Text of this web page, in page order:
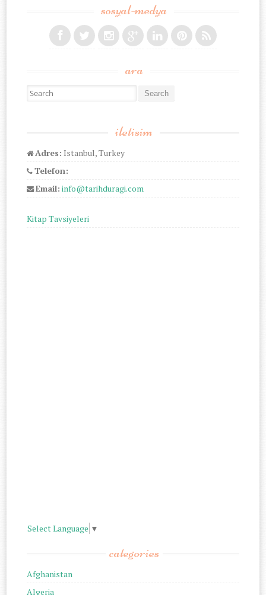
sosyal-medya
ara
Search for:
iletisim
Adres: Istanbul, Turkey
Telefon:
Email: info@tarihduragi.com
Kitap Tavsiyeleri
Select Language ▼
categories
Afghanistan
Algeria